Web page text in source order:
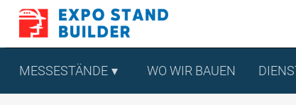
Zum
springen
MESSESTÄNDE WO WIR BAUEN